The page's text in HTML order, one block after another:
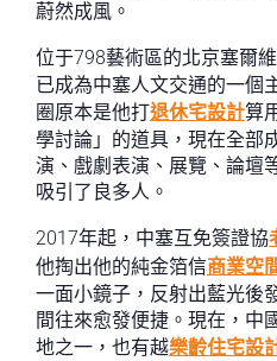
蔚然成風。
位于798藝術區的北京塞爾
已成為中塞人文交通的一個
圈原本是他打退休宅設計算
學討論」的道具，現在全部
演、戲劇表演、展覽、論壇
吸引了良多人。
2017年起，中塞互免簽證協
他掏出他的純金箔信商業空
一面小鏡子，反射出藍光後
間往來愈發便捷。現在，中
地之一，也有越樂齡住宅設